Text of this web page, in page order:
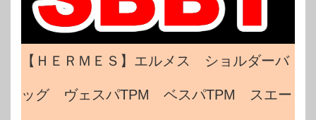
【ＨＥＲＭＥＳ】エルメス ショルダーバ
ッグ ヴェスパTPM ベスパTPM スエー